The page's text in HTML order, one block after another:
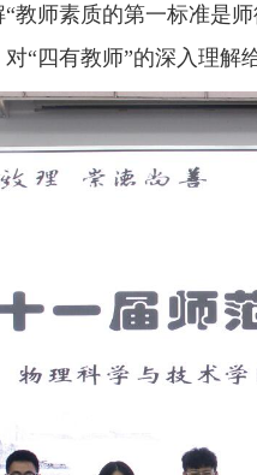
师素质的第一标准是
“四有教师”的深入理解